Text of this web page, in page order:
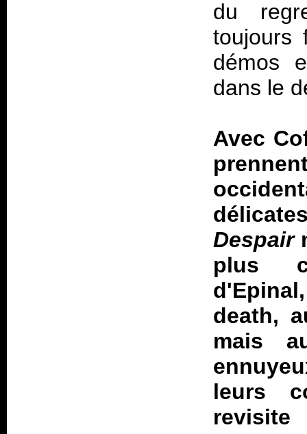
du
toujours
démos
dans le
Avec
Despair
plus
death,
mais
leurs